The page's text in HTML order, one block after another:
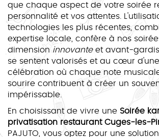
que chaque aspect de votre soirée
personnalité et vos attentes.
technologies les plus récentes,
expertise locale, confère à nos
dimension innovanteet avant-
se sentent valorisés et au cœur
célébration où chaque note
sourire contribuent à créer un
impérissable.
En choisissant de vivre une Soirée
privatisation restaurant Cuges-les-
PAJUTO, vous optez pour une